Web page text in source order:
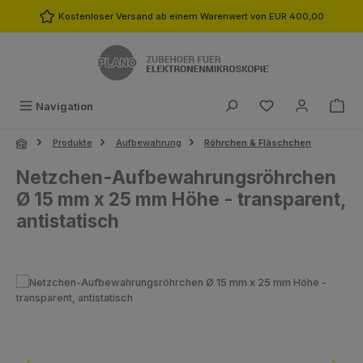
Zum Hauptinhalt springen
Kostenloser Versand ab einem Warenwert von EUR 400,00
Navigation Du hast 0
Produkte Aufbewahrung Röhrchen & Fläschchen
Netzchen-Aufbewahrungsröhrchen
Ø 15 mm x 25 mm Höhe - transparent,
antistatisch
Bildergalerie überspringen